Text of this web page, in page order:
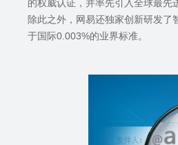
的权威认证，并率先引入全球最先
除此之外，网易还独家创新研发
于国际0.003%的业界标准。